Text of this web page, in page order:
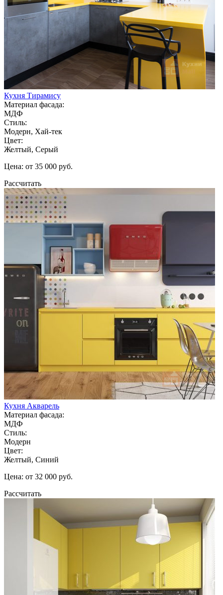
Кухня Тирамису
Материал фасада:
МДФ
Стиль:
Модерн, Хай-тек
Цвет:
Желтый, Серый
Цена: от 35 000 руб.
Рассчитать
Кухня Акварель
Материал фасада:
МДФ
Стиль:
Модерн
Цвет:
Желтый, Синий
Цена: от 32 000 руб.
Рассчитать